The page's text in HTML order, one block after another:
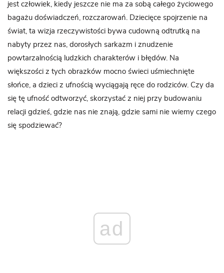
jest człowiek, kiedy jeszcze nie ma za sobą całego życiowego
bagażu doświadczeń, rozczarowań. Dziecięce spojrzenie na
świat, ta wizja rzeczywistości bywa cudowną odtrutką na
nabyty przez nas, dorosłych sarkazm i znudzenie
powtarzalnością ludzkich charakterów i błędów. Na
większości z tych obrazków mocno świeci uśmiechnięte
słońce, a dzieci z ufnością wyciągają ręce do rodziców. Czy da
się tę ufność odtworzyć, skorzystać z niej przy budowaniu
relacji gdzieś, gdzie nas nie znają, gdzie sami nie wiemy czego
się spodziewać?
ad